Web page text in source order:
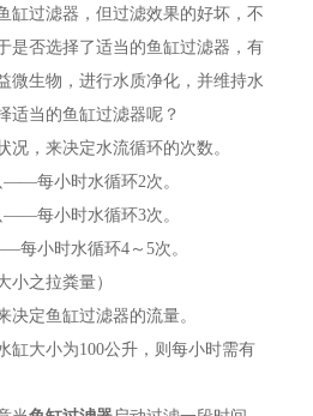
缸过滤器，但过滤效果的好坏，不
是否选择了适当的鱼缸过滤器，有
微生物，进行水质净化，并维持水
适当的鱼缸过滤器呢？
况，来决定水流循环的次数。
——每小时水循环2次。
——每小时水循环3次。
每小时水循环4～5次。
小之拉粪量）
决定鱼缸过滤器的流量。
缸大小为100公升，则每小时需有